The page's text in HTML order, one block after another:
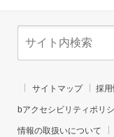
サイトマップ 採用
bアクセシビリティポリ
情報の取扱いについて